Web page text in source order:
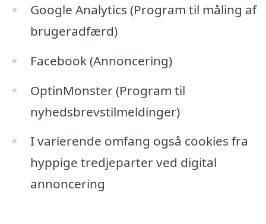
Google Analytics (Program til måling af
brugeradfærd)
Facebook (Annoncering)
OptinMonster (Program til
nyhedsbrevstilmeldinger)
I varierende omfang også cookies fra
hyppige tredjeparter ved digital
annoncering